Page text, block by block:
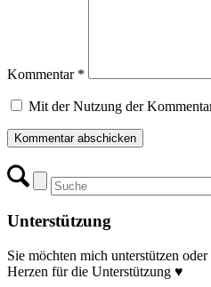
Kommentar *
Mit der Nutzung der
Unterstützung
Sie möchten mich unterstützen
Herzen für die Unterstützung ♥